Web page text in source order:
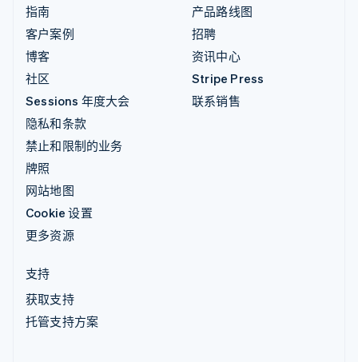
指南
客户案例
博客
社区
Sessions 年度大会
隐私和条款
禁止和限制的业务
牌照
网站地图
Cookie 设置
更多资源
产品路线图
招聘
资讯中心
Stripe Press
联系销售
支持
获取支持
托管支持方案